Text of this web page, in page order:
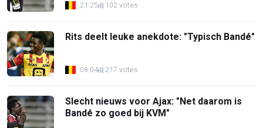
21:25 102 votes
Rits deelt leuke anekdote: "Typisch Bandé"
08:04 217 votes
Slecht nieuws voor Ajax: "Net daarom is
Bandé zo goed bij KVM"